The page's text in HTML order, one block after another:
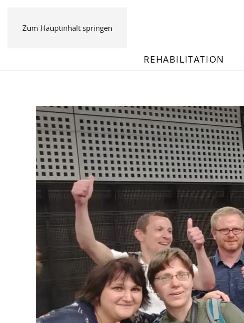
Zum Hauptinhalt springen
REHABILITATION